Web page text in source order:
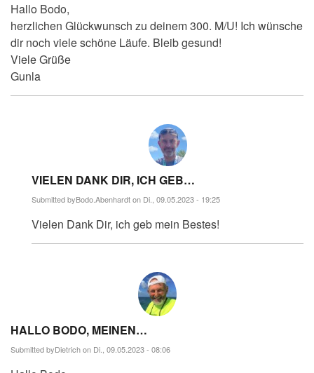
Hallo Bodo,
herzlichen Glückwunsch zu deinem 300. M/U! Ich wünsche
dir noch viele schöne Läufe. Bleib gesund!
Viele Grüße
Gunla
VIELEN DANK DIR, ICH GEB…
Submitted byBodo.Abenhardton Di., 09.05.2023 - 19:25
auf
Bodo,
Vielen Dank Dir, ich geb mein Bestes!
HALLO BODO, MEINEN…
Submitted byDietrichon Di., 09.05.2023 - 08:06